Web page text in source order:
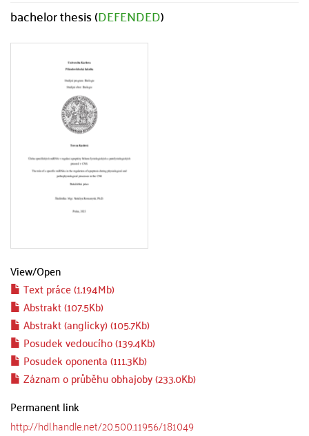
bachelor thesis (DEFENDED)
View/Open
Text práce (1.194Mb)
Abstrakt (107.5Kb)
Abstrakt (anglicky) (105.7Kb)
Posudek vedoucího (139.4Kb)
Posudek oponenta (111.3Kb)
Záznam o průběhu obhajoby (233.0Kb)
Permanent link
http://hdl.handle.net/20.500.11956/181049